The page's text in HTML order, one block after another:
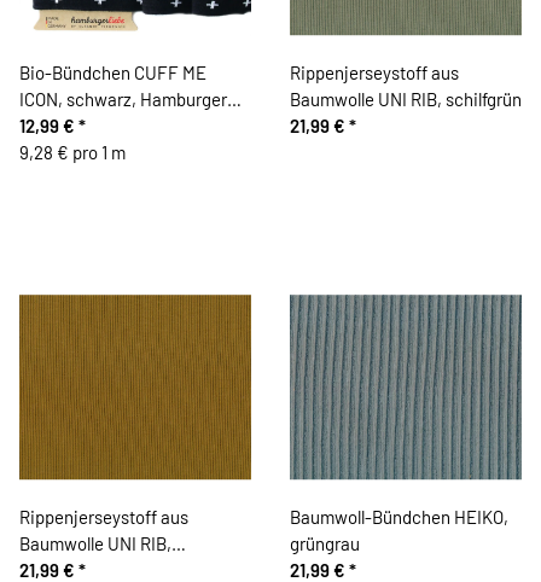
Bio-Bündchen CUFF ME
ICON, schwarz, Hamburger
Liebe
12,99 € *
9,28 € pro 1 m
Rippenjerseystoff aus
Baumwolle UNI RIB, schilfgrün
21,99 € *
Rippenjerseystoff aus
Baumwolle UNI RIB,
goldbraun
21,99 € *
Baumwoll-Bündchen HEIKO,
grüngrau
21,99 € *